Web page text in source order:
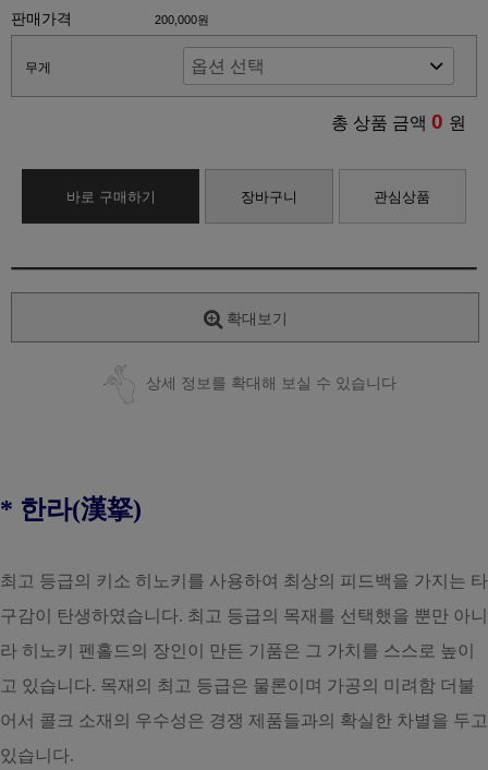
판매가격 200,000원
무게
총 상품 금액 0 원
바로 구매하기 장바구니 관심상품
확대보기
상세 정보를 확대해 보실 수 있습니다
* 한라(漢拏)
최고 등급의 키소 히노키를 사용하여 최상의 피드백을 가지는 타
구감이 탄생하였습니다. 최고 등급의 목재를 선택했을 뿐만 아니
라 히노키 펜홀드의 장인이 만든 기품은 그 가치를 스스로 높이
고 있습니다. 목재의 최고 등급은 물론이며 가공의 미려함 더불
어서 콜크 소재의 우수성은 경쟁 제품들과의 확실한 차별을 두고
있습니다.